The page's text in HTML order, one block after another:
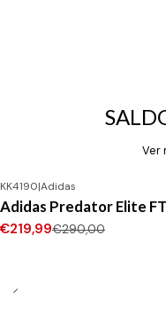
Ver
-24%DESCONTO
Novo
KK4190|Adidas
Adidas Predator Elite
€219,99€290,00